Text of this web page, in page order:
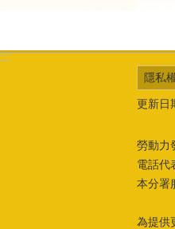
:::
隱私
更新日
勞動力
電話
本分署
為提供